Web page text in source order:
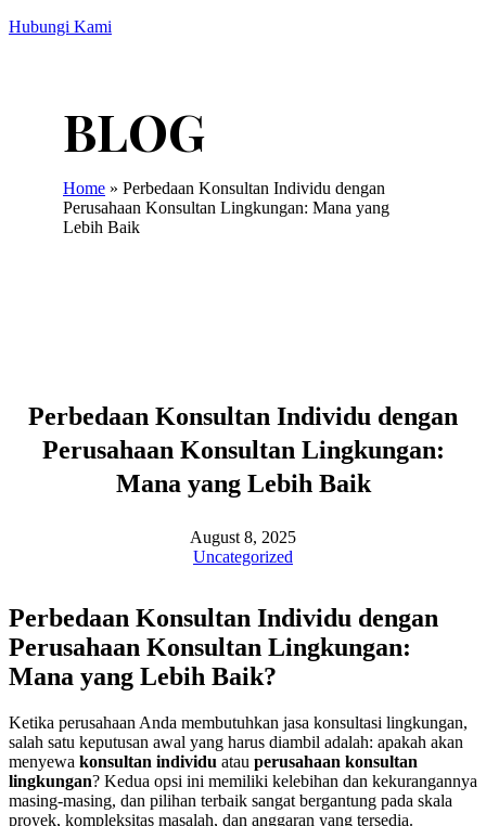
Hubungi Kami
Home » Perbedaan Konsultan Individu dengan
Perusahaan Konsultan Lingkungan: Mana yang
Lebih Baik
Perbedaan Konsultan Individu dengan
Perusahaan Konsultan Lingkungan:
Mana yang Lebih Baik
August 8, 2025
Uncategorized
Perbedaan Konsultan Individu dengan
Perusahaan Konsultan Lingkungan:
Mana yang Lebih Baik?
Ketika perusahaan Anda membutuhkan jasa konsultasi lingkungan,
salah satu keputusan awal yang harus diambil adalah: apakah akan
menyewa konsultan individu atau perusahaan konsultan
lingkungan? Kedua opsi ini memiliki kelebihan dan kekurangannya
masing-masing, dan pilihan terbaik sangat bergantung pada skala
proyek, kompleksitas masalah, dan anggaran yang tersedia.